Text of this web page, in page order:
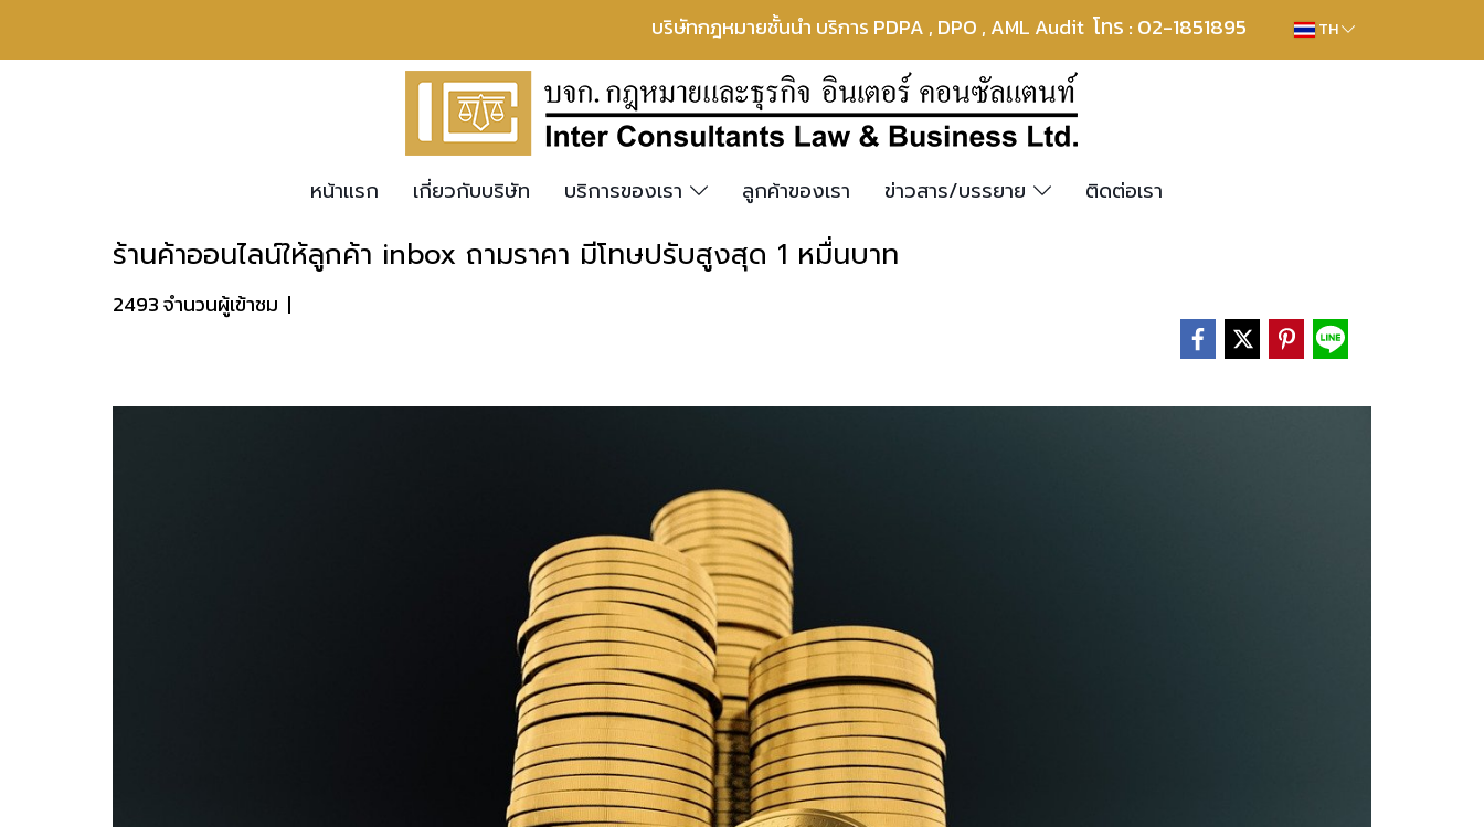
บริษัทกฎหมายชั้นนำ บริการ PDPA , DPO , AML Audit โทร : 02-1851895 TH
หน้าแรก เกี่ยวกับบริษัท บริการของเรา ลูกค้าของเรา ข่าวสาร/บรรยาย ติดต่อเรา
ร้านค้าออนไลน์ให้ลูกค้า inbox ถามราคา มีโทษปรับสูงสุด 1 หมื่นบาท
2493 จำนวนผู้เข้าชม |